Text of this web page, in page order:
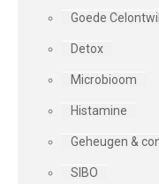
Goede
Detox
Microbioom
Histamine
Geheugen &
SIBO